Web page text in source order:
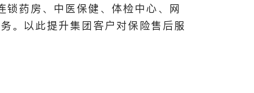
药房、中医保健、体检中心、网
。以此提升集团客户对保险售后服